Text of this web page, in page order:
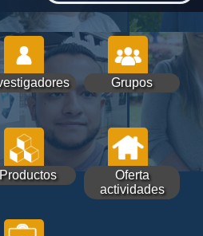
Grupos
Productos
Oferta
actividades